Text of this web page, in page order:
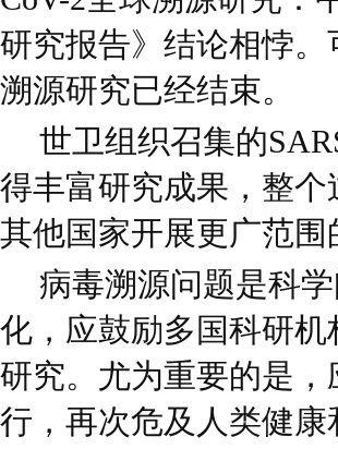
研究报告》结论相悖
溯源研究已经结束。
世卫组织召集的
得丰富研究成果，整
其他国家开展更广范
病毒溯源问题是科
化，应鼓励多国科研
研究。尤为重要的是
行，再次危及人类健康